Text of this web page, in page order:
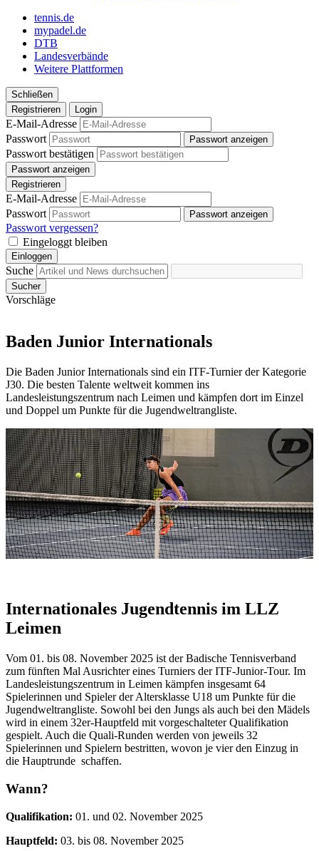
tennis.de
mypadel.de
DTB
Landesverbände
Weitere Plattformen
Schließen
Registrieren
Login
E-Mail-Adresse
Passwort
Passwort anzeigen
Passwort bestätigen
Passwort anzeigen
Registrieren
E-Mail-Adresse
Passwort
Passwort anzeigen
Passwort vergessen?
Eingeloggt bleiben
Einloggen
Suche
Sucher
Vorschläge
Baden Junior Internationals
Die Baden Junior Internationals sind ein ITF-Turnier der Kategorie
J30. Die besten Talente weltweit kommen ins
Landesleistungszentrum nach Leimen und kämpfen dort im Einzel
und Doppel um Punkte für die Jugendweltrangliste.
Internationales Jugendtennis im LLZ
Leimen
Vom 01. bis 08. November 2025 ist der Badische Tennisverband
zum fünften Mal Ausrichter eines Turniers der ITF-Junior-Tour. Im
Landesleistungszentrum in Leimen kämpfen insgesamt 64
Spielerinnen und Spieler der Altersklasse U18 um Punkte für die
Jugendweltrangliste. Sowohl bei den Jungs als auch bei den Mädels
wird in einem 32er-Hauptfeld mit vorgeschalteter Qualifikation
gespielt. Auch die Quali-Runden werden von jeweils 32
Spielerinnen und Spielern bestritten, wovon je vier den Einzug in
die Hauptrunde schaffen.
Wann?
Qualifikation: 01. und 02. November 2025
Hauptfeld: 03. bis 08. November 2025